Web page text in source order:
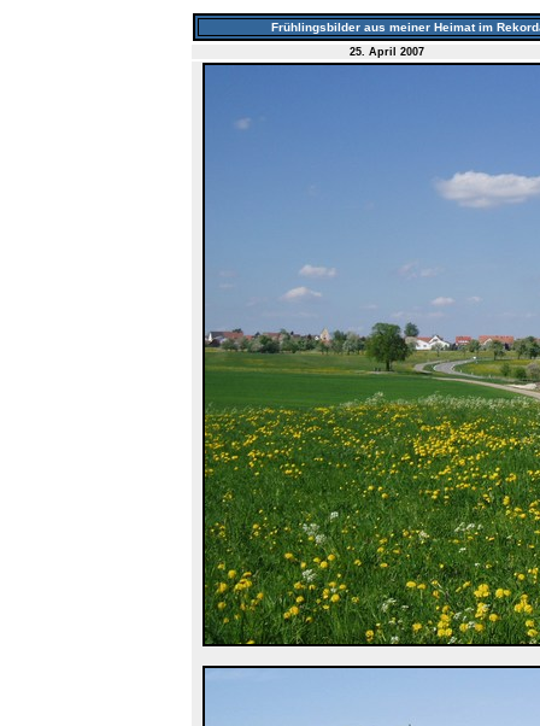
Frühlingsbilder aus meiner Heimat im
25. April 2007